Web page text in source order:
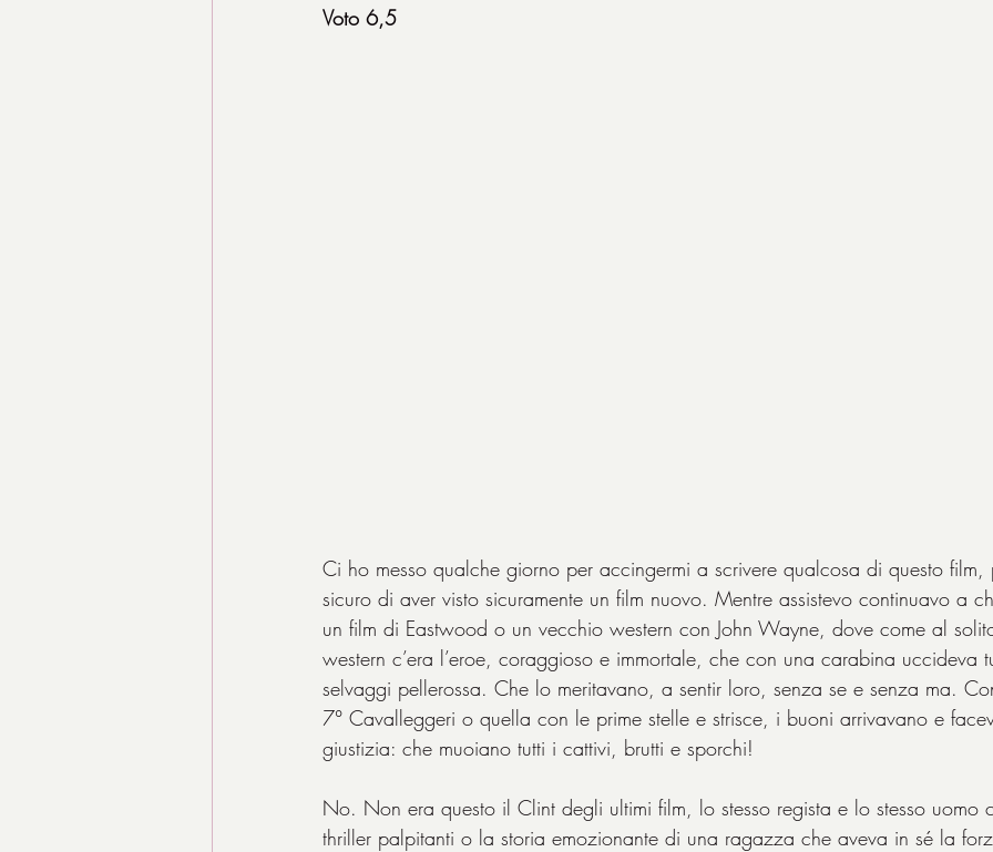
Voto 6,5
Ci ho messo qualche giorno per accingermi a scrivere qualcosa di questo film,
sicuro di aver visto sicuramente un film nuovo. Mentre assistevo continuavo a
un film di Eastwood o un vecchio western con John Wayne, dove come al
western c’era l’eroe, coraggioso e immortale, che con una carabina uccideva
selvaggi pellerossa. Che lo meritavano, a sentir loro, senza se e senza ma.
7° Cavalleggeri o quella con le prime stelle e strisce, i buoni arrivavano e
giustizia: che muoiano tutti i cattivi, brutti e sporchi!
No. Non era questo il Clint degli ultimi film, lo stesso regista e lo stesso uomo
thriller palpitanti o la storia emozionante di una ragazza che aveva in sé la